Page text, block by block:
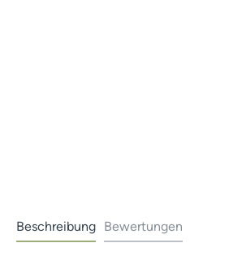
Beschreibung Bewertungen